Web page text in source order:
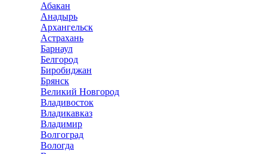
Абакан
Анадырь
Архангельск
Астрахань
Барнаул
Белгород
Биробиджан
Брянск
Великий Новгород
Владивосток
Владикавказ
Владимир
Волгоград
Вологда